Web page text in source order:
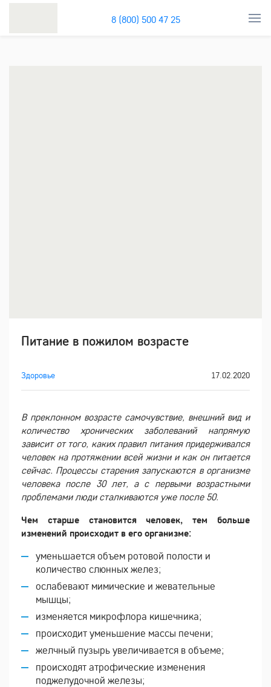
8 (800) 500 47 25
Питание в пожилом возрасте
Здоровье 17.02.2020
В преклонном возрасте самочувствие, внешний вид и
количество хронических заболеваний напрямую
зависит от того, каких правил питания придерживался
человек на протяжении всей жизни и как он питается
сейчас. Процессы старения запускаются в организме
человека после 30 лет, а с первыми возрастными
проблемами люди сталкиваются уже после 50.
Чем старше становится человек, тем больше
изменений происходит в его организме:
уменьшается объем ротовой полости и
количество слюнных желез;
ослабевают мимические и жевательные
мышцы;
изменяется микрофлора кишечника;
происходит уменьшение массы печени;
желчный пузырь увеличивается в объеме;
происходят атрофические изменения
поджелудочной железы;